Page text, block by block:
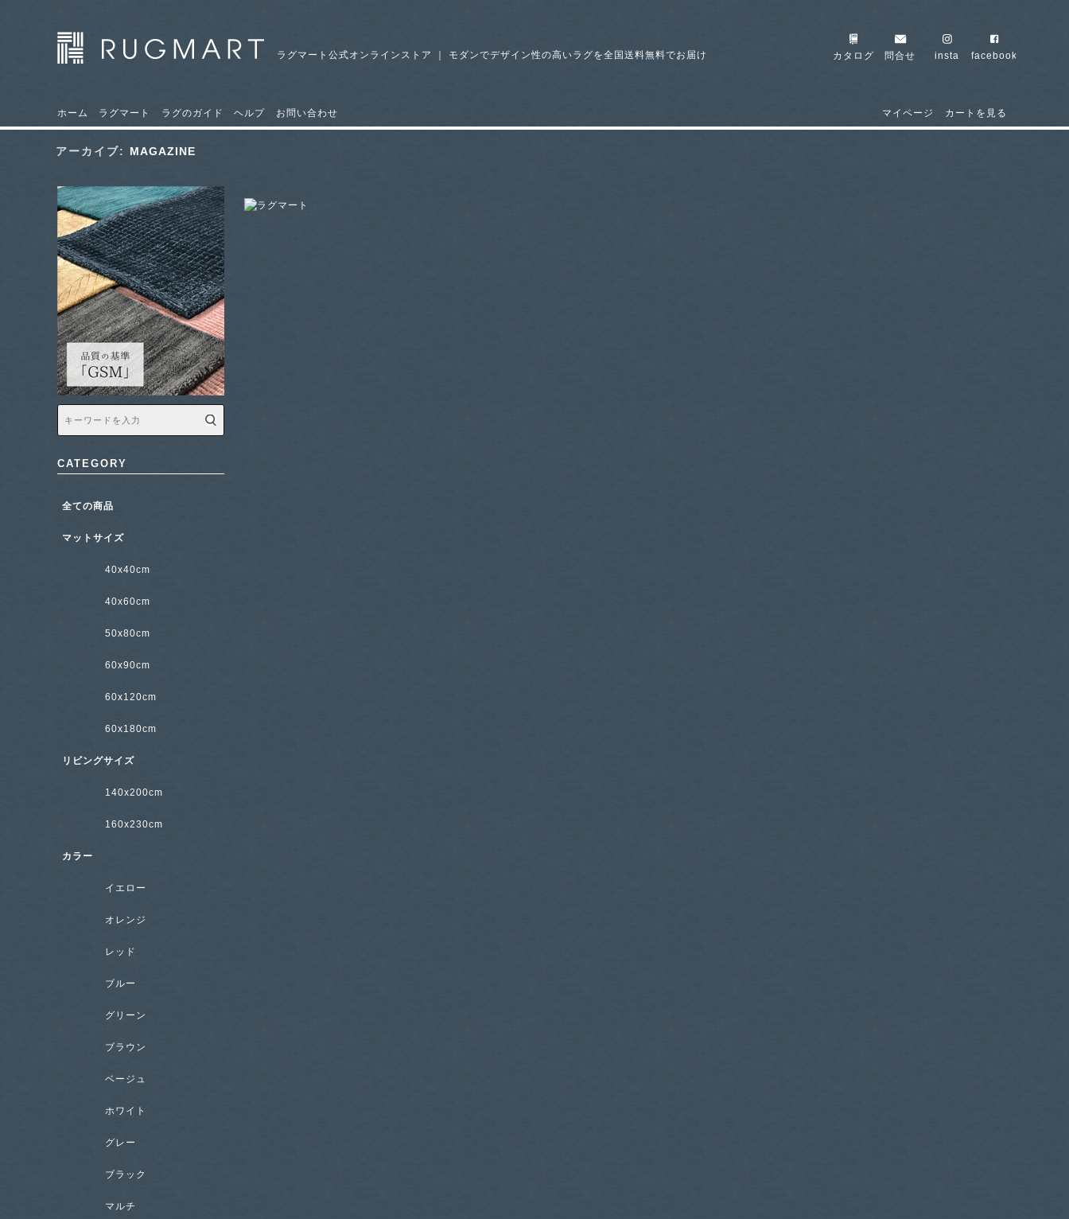
ラグマート公式オンラインストア ｜ モダンでデザイン性の高いラグを全国送料無料でお届け カタログ 問合せ insta facebook
ホーム ラグマート ラグのガイド ヘルプ お問い合わせ マイページ カートを見る
アーカイブ: MAGAZINE
CATEGORY
全ての商品
マットサイズ
40x40cm
40x60cm
50x80cm
60x90cm
60x120cm
60x180cm
リビングサイズ
140x200cm
160x230cm
カラー
イエロー
オレンジ
レッド
ブルー
グリーン
ブラウン
ベージュ
ホワイト
グレー
ブラック
マルチ